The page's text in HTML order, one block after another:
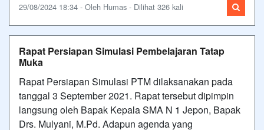
29/08/2024 18:34 - Oleh Humas - Dilihat 326 kali
Rapat Persiapan Simulasi Pembelajaran Tatap
Muka
Rapat Persiapan Simulasi PTM dilaksanakan pada
tanggal 3 September 2021. Rapat tersebut dipimpin
langsung oleh Bapak Kepala SMA N 1 Jepon, Bapak
Drs. Mulyani, M.Pd. Adapun agenda yang